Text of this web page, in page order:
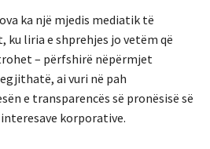
ka një mjedis mediatik të
liria e shprehjes jo vetëm që
– përfshirë nëpërmjet
ai vuri në pah
e transparencës së pronësisë së
korporative.